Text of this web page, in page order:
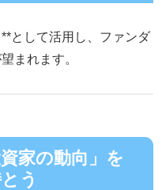
として活用し、ファンダ
まれます。
家の動向」を
う